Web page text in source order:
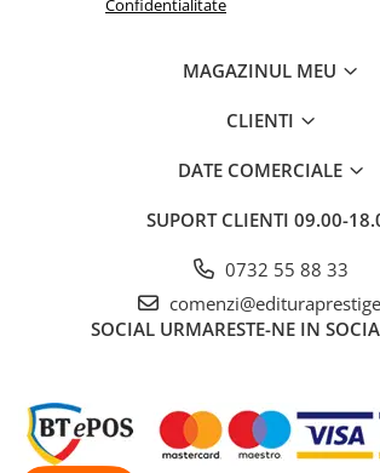
Confidentialitate
MAGAZINUL MEU
CLIENTI
DATE COMERCIALE
SUPORT CLIENTI 09.00-
0732 55 88 33
SOCIAL URMARESTE-NE IN